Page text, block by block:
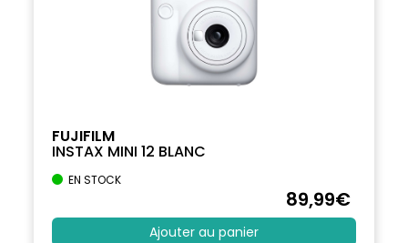
FUJIFILM
INSTAX MINI 12 BLANC
EN STOCK
89,99€
Ajouter au panier